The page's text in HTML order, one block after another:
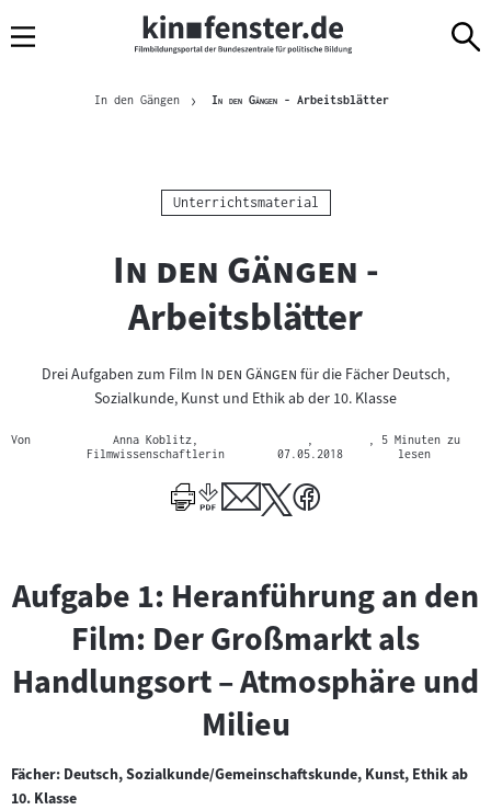
Navigation
zum
zur
Brotkrümelnavigation
In den Gängen "In den Gängen"- ArbeitsblätterAktuelle Seite
Kategorie:
Unterrichtsmaterial
"
In den Gängen "
-
Arbeitsblätter
Drei Aufgaben zum Film "In den Gängen """für die Fächer Deutsch,
Sozialkunde, Kunst und Ethik ab der 10. Klasse
Von
Anna Koblitz,
Filmwissenschaftlerin
07.05.2018
, 5 Minuten zu
lesen
Aufgabe 1: Heranführung an den
Film: Der Großmarkt als
Handlungsort – Atmosphäre und
Milieu
Fächer: Deutsch, Sozialkunde/Gemeinschaftskunde, Kunst, Ethik ab
10. Klasse